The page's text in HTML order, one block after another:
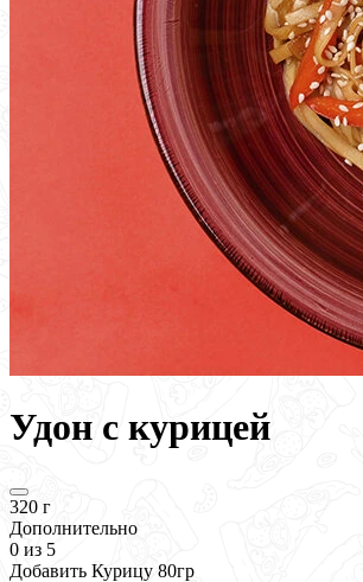
Удон с курицей
320 г
Дополнительно
0 из 5
Добавить Курицу 80гр